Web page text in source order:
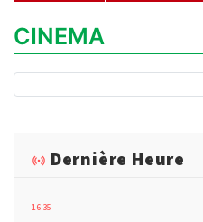
CINEMA
Dernière Heure
16:35